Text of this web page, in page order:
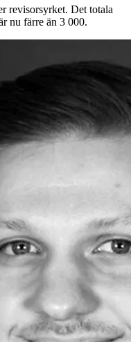
revisorsyrket. Det totala
nu färre än 3 000.